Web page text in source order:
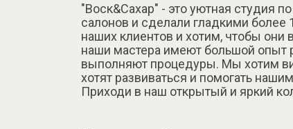
"Воск&Сахар" - это уютная студия
салонов и сделали гладкими
наших клиентов и хотим, чтобы они
наши мастера имеют большой опыт
выполняют процедуры. Мы хотим
хотят развиваться и помогать
Приходи в наш открытый и яркий